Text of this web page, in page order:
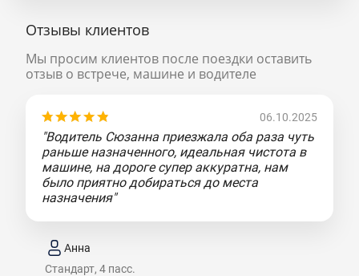
Отзывы клиентов
Мы просим клиентов после поездки оставить
отзыв о встрече, машине и водителе
06.10.2025
"Водитель Сюзанна приезжала оба раза чуть
раньше назначенного, идеальная чистота в
машине, на дороге супер аккуратна, нам
было приятно добираться до места
назначения"
Анна
Стандарт, 4 пасс.